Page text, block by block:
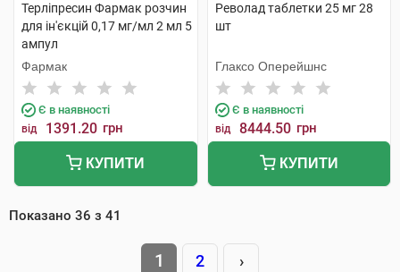
Терліпресин Фармак розчин
для ін'єкцій 0,17 мг/мл 2 мл 5
ампул
Фармак
Є в наявності
від 1391.20 грн
КУПИТИ
Револад таблетки 25 мг 28
шт
Глаксо Оперейшнс
Є в наявності
від 8444.50 грн
КУПИТИ
Показано 36 з 41
1 2 ›